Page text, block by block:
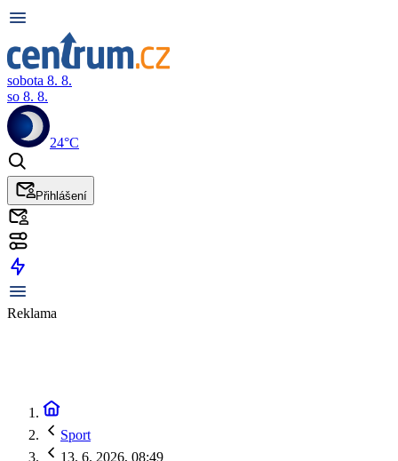
sobota 8. 8.
so 8. 8.
24°C
Přihlášení
Reklama
Sport
13. 6. 2026, 08:49